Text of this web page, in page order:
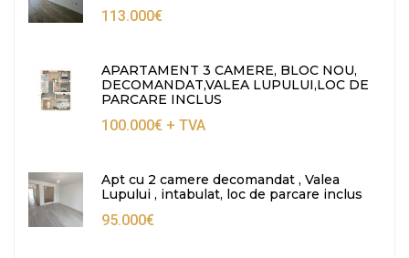
113.000€
APARTAMENT 3 CAMERE, BLOC NOU,
DECOMANDAT,VALEA LUPULUI,LOC DE
PARCARE INCLUS
100.000€ + TVA
Apt cu 2 camere decomandat , Valea
Lupului , intabulat, loc de parcare inclus
95.000€